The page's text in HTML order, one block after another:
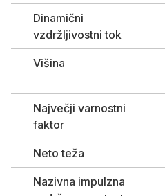
Dinamični
vzdržljivostni tok
Višina
Največji varnostni
faktor
Neto teža
Nazivna impulzna